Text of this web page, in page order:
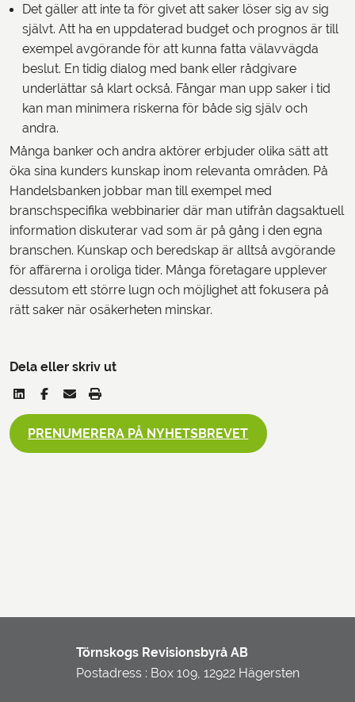
Det gäller att inte ta för givet att saker löser sig av sig
självt. Att ha en uppdaterad budget och prognos är till
exempel avgörande för att kunna fatta välavvägda
beslut. En tidig dialog med bank eller rådgivare
underlättar så klart också. Fångar man upp saker i tid
kan man minimera riskerna för både sig själv och
andra.
Många banker och andra aktörer erbjuder olika sätt att
öka sina kunders kunskap inom relevanta områden. På
Handelsbanken jobbar man till exempel med
branschspecifika webbinarier där man utifrån dagsaktuell
information diskuterar vad som är på gång i den egna
branschen. Kunskap och beredskap är alltså avgörande
för affärerna i oroliga tider. Många företagare upplever
dessutom ett större lugn och möjlighet att fokusera på
rätt saker när osäkerheten minskar.
Dela eller skriv ut
PRENUMERERA PÅ NYHETSBREVET
Törnskogs Revisionsbyrå AB
Postadress : Box 109, 12922 Hägersten